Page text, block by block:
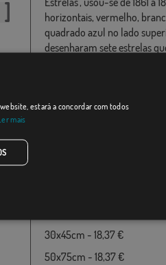
horizontais, vermelho,
quadrado azul no lado
desenharam sete estrelas
primeiros Estados que se
´Emblema Impoluto `- The
de 1963 a 1865 e tinha um
guerra – que pode comprar
quadrado superior
utilizou-se esta insígnia,
Bandeira de Estados
30x45cm - 18,37 €
50x75cm - 18,37 €
estará a concordar com todos
mais